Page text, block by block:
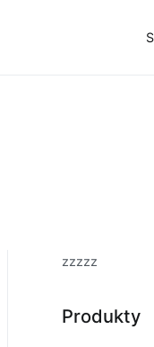
zzzzz
Produkty